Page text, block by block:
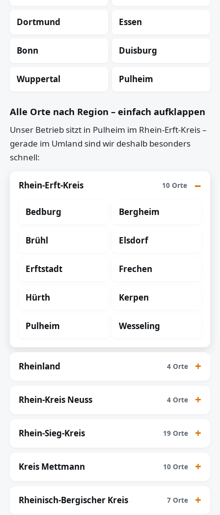
Dortmund Essen
Bonn Duisburg
Wuppertal Pulheim
Alle Orte nach Region – einfach aufklappen
Unser Betrieb sitzt in Pulheim im Rhein-Erft-Kreis –
gerade im Umland sind wir deshalb besonders
schnell:
Rhein-Erft-Kreis 10 Orte
Bedburg Bergheim
Brühl Elsdorf
Erftstadt Frechen
Hürth Kerpen
Pulheim Wesseling
Rheinland 4 Orte
Rhein-Kreis Neuss 4 Orte
Rhein-Sieg-Kreis 19 Orte
Kreis Mettmann 10 Orte
Rheinisch-Bergischer Kreis 7 Orte